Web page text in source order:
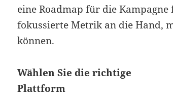
eine Roadmap für die Kampagne
fokussierte Metrik an die Hand,
können.
Wählen Sie die richtige
Plattform